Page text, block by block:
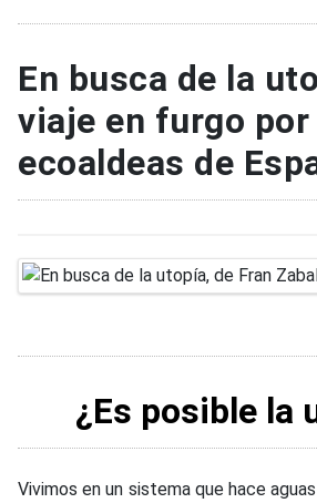
En busca de la
viaje en furgo por
ecoaldeas de
¿Es posible la
Vivimos en un sistema que hace